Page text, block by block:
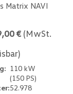
Matrix NAVI
€ (MwSt.
110 kW
(150 PS)
52.978